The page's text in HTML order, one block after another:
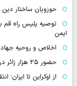
حوزویان ساختار
توصیه پلیس راه قم
ایمن
اخلاص و روحیه
حضور ۲۵ هزار زائر در مراسم جاماندگان اربعین حسینی در کربلای ایران
از اوکراین تا ایران؛